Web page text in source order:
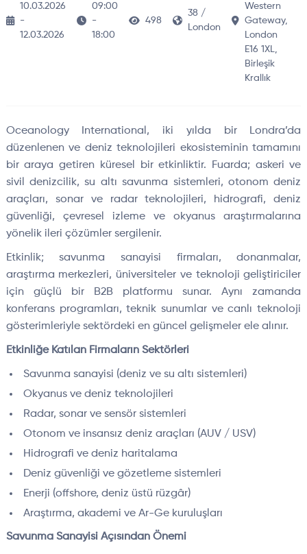
10.03.2026
-
12.03.2026
09:00
-
18:00
498
38 /
London
Western
Gateway,
London
E16 1XL,
Birleşik
Krallık
Oceanology International, iki yılda bir Londra’da
düzenlenen ve deniz teknolojileri ekosisteminin tamamını
bir araya getiren küresel bir etkinliktir. Fuarda; askeri ve
sivil denizcilik, su altı savunma sistemleri, otonom deniz
araçları, sonar ve radar teknolojileri, hidrografi, deniz
güvenliği, çevresel izleme ve okyanus araştırmalarına
yönelik ileri çözümler sergilenir.
Etkinlik; savunma sanayisi firmaları, donanmalar,
araştırma merkezleri, üniversiteler ve teknoloji geliştiriciler
için güçlü bir B2B platformu sunar. Aynı zamanda
konferans programları, teknik sunumlar ve canlı teknoloji
gösterimleriyle sektördeki en güncel gelişmeler ele alınır.
Etkinliğe Katılan Firmaların Sektörleri
Savunma sanayisi (deniz ve su altı sistemleri)
Okyanus ve deniz teknolojileri
Radar, sonar ve sensör sistemleri
Otonom ve insansız deniz araçları (AUV / USV)
Hidrografi ve deniz haritalama
Deniz güvenliği ve gözetleme sistemleri
Enerji (offshore, deniz üstü rüzgâr)
Araştırma, akademi ve Ar-Ge kuruluşları
Savunma Sanayisi Açısından Önemi